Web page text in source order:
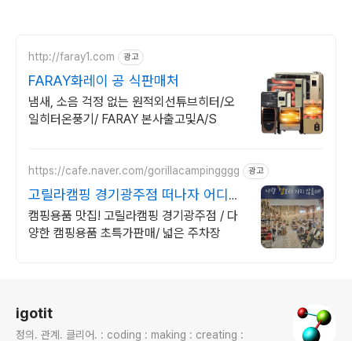
http://faray1.com 광고
FARAY화레이 공 식판매처
냄새, 소음 걱정 없는 원적외선튜브히터/오
일히터온풍기/ FARAY 본사출고및A/S
https://cafe.naver.com/gorillacampingggg 광고
고릴라캠핑 경기광주점 떠나자 어디든
너랑은 다좋아
캠핑용품 맛집! 고릴라캠핑 경기광주점 / 다
양한 캠핑용품 초특가판매/ 넓은 주차장
igotit
정의. 관계. 클리어. : coding : making : creating :